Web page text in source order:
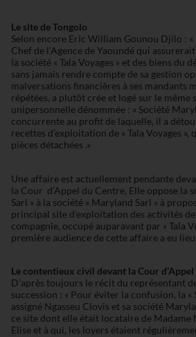
Le site de Tongolo
Selon encore Eric William Gounou Djilo : «
Chef de l’Agence de Yaoundé qui
la société « Tala Voyages » et des biens du
sans jamais rendre compte de sa gestion
malversations financières à ses mandants
répétées, a plutôt crée et logé sur le même
unipersonnelle dénommée : « Société
concurrente au profit de laquelle, il a
recettes d’exploitation de « Tala Voyages »,
pièces détachées .»
Une affaire est actuellement pendante
la Cour d’Appel du Centre, Elle oppose la
Sarl » à la société « Maryland Sarl » à
principal site d’exploitation des activités
compagnie, occupé auparavant par « Tala
première audience de cette affaire a eu
Le contentieux civil devant la Cour d’Appel
D’après toujours le récit du représentant
succession : « Pour éviter la confusion, la «
assigné Ngasseu Clovis et sa société
ce site dont elle était locataire de Madame
Elise et à qui, les loyers étaient